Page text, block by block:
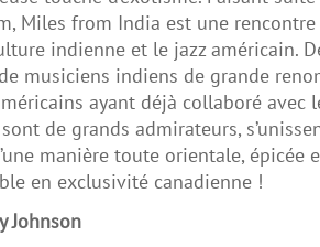
Miles from India est une
indienne et le jazz américain.
musiciens indiens de grande
ayant déjà collaboré avec
de grands admirateurs,
manière toute orientale,
en exclusivité canadienne !
Johnson